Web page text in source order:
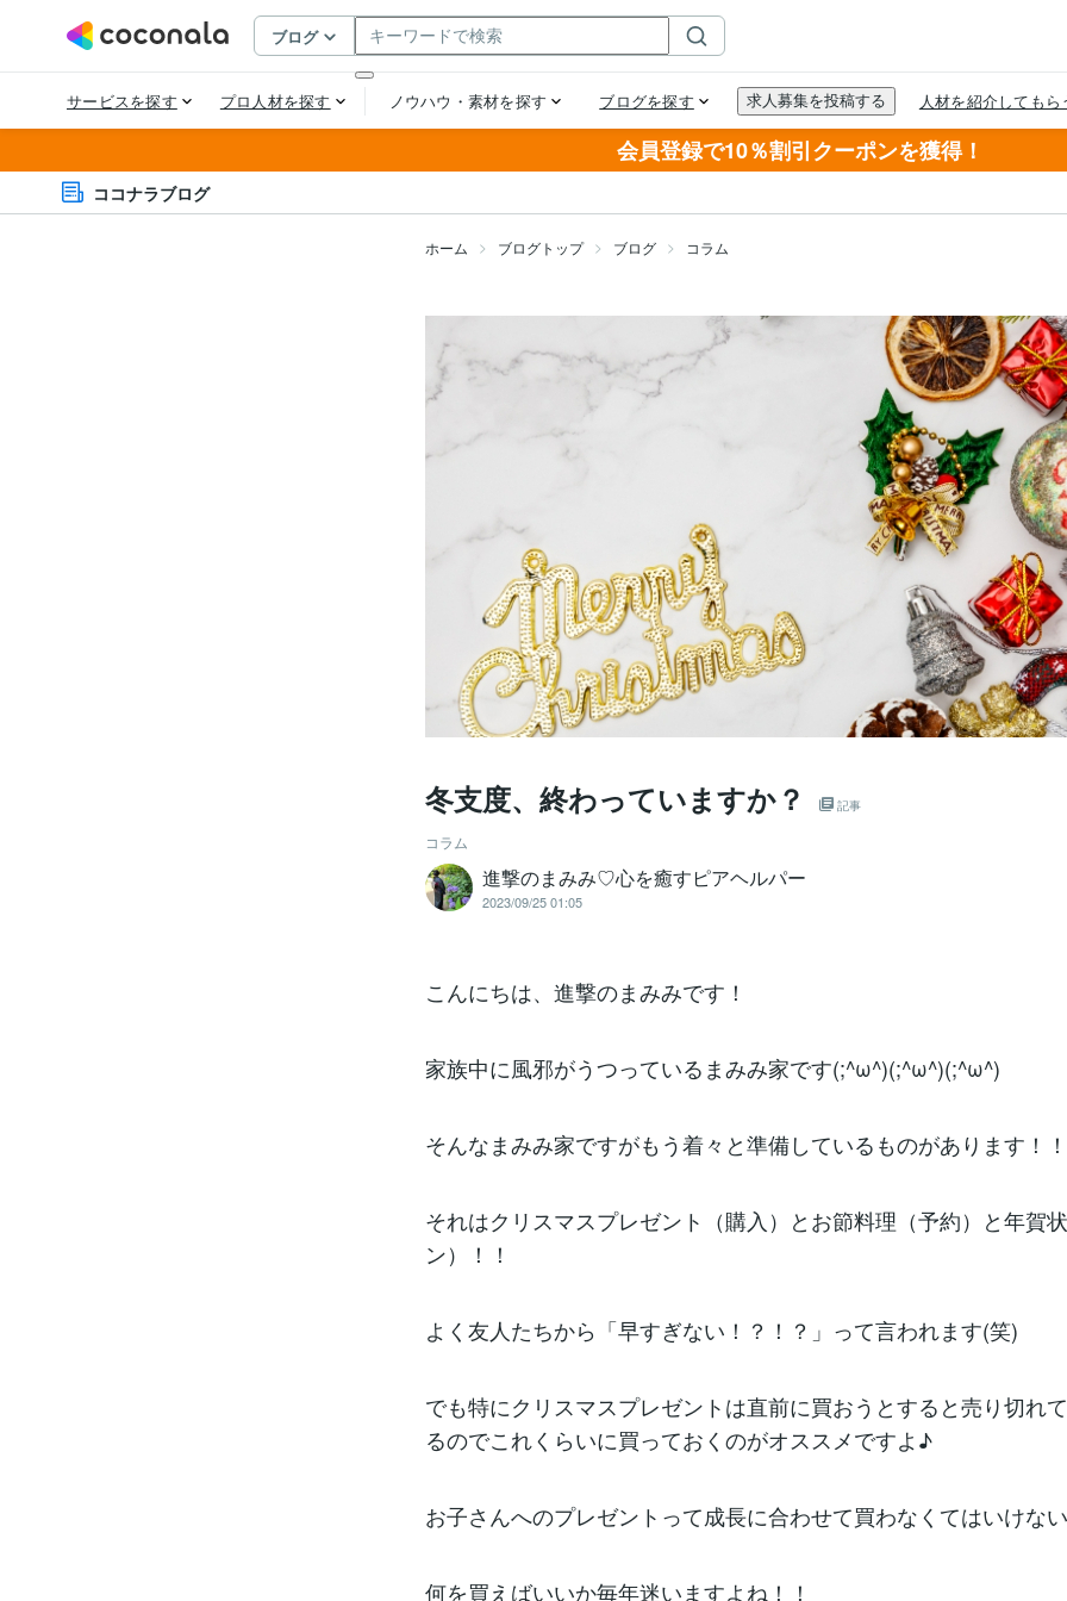
会員登録で10％割引クーポンを獲得！
ココナラブログ
ホーム ブログトップ ブログ コラム
冬支度、終わっていますか？ 記事
コラム
進撃のまみみ♡心を癒すピアヘルパー
2023/09/25 01:05
こんにちは、進撃のまみみです！
家族中に風邪がうつっているまみみ家です(;^ω^)(;^ω^)(;^ω^)
そんなまみみ家ですがもう着々と準備しているものがあります！！
それはクリスマスプレゼント（購入）とお節料理（予約）と年賀
ン）！！
よく友人たちから「早すぎない！？！？」って言われます(笑)
でも特にクリスマスプレゼントは直前に買おうとすると売り切れ
るのでこれくらいに買っておくのがオススメですよ♪
お子さんへのプレゼントって成長に合わせて買わなくてはいけな
何を買えばいいか毎年迷いますよね！！